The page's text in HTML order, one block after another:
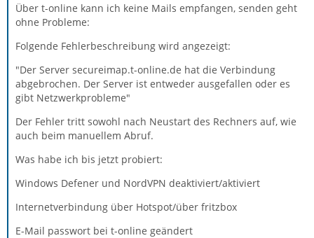
Über t-online kann ich keine Mails empfangen, senden geht
ohne Probleme:
Folgende Fehlerbeschreibung wird angezeigt:
"Der Server secureimap.t-online.de hat die Verbindung
abgebrochen. Der Server ist entweder ausgefallen oder es
gibt Netzwerkprobleme"
Der Fehler tritt sowohl nach Neustart des Rechners auf, wie
auch beim manuellem Abruf.
Was habe ich bis jetzt probiert:
Windows Defener und NordVPN deaktiviert/aktiviert
Internetverbindung über Hotspot/über fritzbox
E-Mail passwort bei t-online geändert